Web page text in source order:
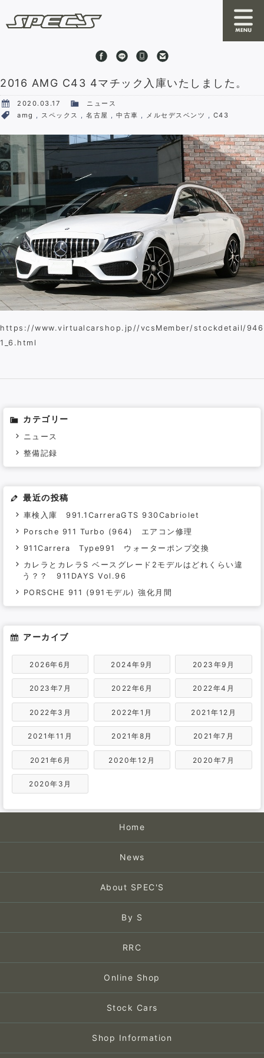
News
About SPEC'S
By S
RRC
Online Shop
Stock Cars
Shop Information
Contact
2016 AMG C43 4マチック入庫いたしました。
2020.03.17
ニュース
amg
スペックス 名古屋 中古車 メルセデスベンツ C43
https://www.virtualcarshop.jp//vcsMember/stockdetail/
1_6.html
カテゴリー
ニュース
整備記録
最近の投稿
車検入庫 991.1CarreraGTS 930Cabriolet
Porsche 911 Turbo (964) エアコン修理
911Carrera Type991 ウォーターポンプ交換
カレラとカレラS ベースグレード2モデルはどれくらい違
う？？ 911DAYS Vol.96
PORSCHE 911 (991モデル) 強化月間
アーカイブ
2026年6月 2024年9月 2023年9月
2023年7月 2022年6月 2022年4月
2022年3月 2022年1月 2021年12月
2021年11月 2021年8月 2021年7月
2021年6月 2020年12月 2020年7月
2020年3月
Home
News
About SPEC'S
By S
RRC
Online Shop
Stock Cars
Shop Information